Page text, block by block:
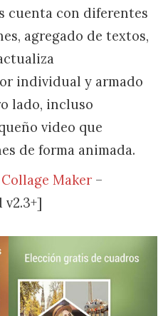
cuenta con diferentes
agregado de textos,
individual y armado
lado, incluso
video que
de forma animada.
Maker –